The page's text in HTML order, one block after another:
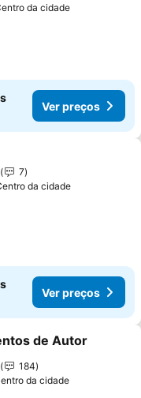
da cidade
Ver preços
aos favoritos
7
da cidade
Ver preços
aos favoritos
de Autor
184
da cidade